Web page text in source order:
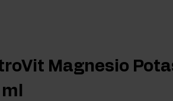
consigliato
Magnesio